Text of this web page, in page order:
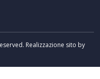
Realizzazione sito by